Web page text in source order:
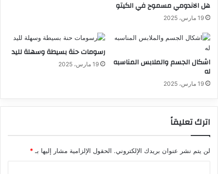
هل الاندومي مسموح في الكيتو
19 مارس، 2025
اشكال الجسم والملابس المناسبه
له
19 مارس، 2025
رسومات حنة بسيطة وسهلة لليد
19 مارس، 2025
اترك تعليقاً
لن يتم نشر عنوان بريدك الإلكتروني. الحقول الإلزامية مشار إليها بـ *